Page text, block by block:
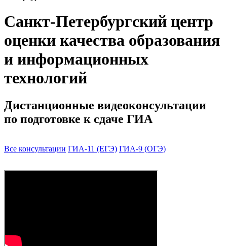
Санкт-Петербургский центр
оценки качества образования
и информационных
технологий
Дистанционные видеоконсультации
по подготовке к сдаче ГИА
Все консультации ГИА-11 (ЕГЭ) ГИА-9 (ОГЭ)